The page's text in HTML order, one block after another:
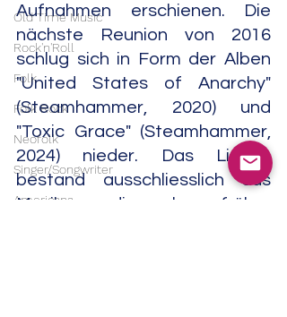
Old Time Music
Rock'n'Roll
Folk
Folk Rock
Neofolk
Singer/Songwriter
Americana
Aufnahmen erschienen. Die
nächste Reunion von 2016
schlug sich in Form der Alben
"United States of Anarchy"
(Steamhammer, 2020) und
"Toxic Grace" (Steamhammer,
2024) nieder. Das Lineup
bestand ausschliesslich aus
Musikern, die schon früher